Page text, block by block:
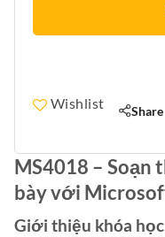
MS4018 – Soạn
bày với
Giới thiệu khóa học
Wishlist Share